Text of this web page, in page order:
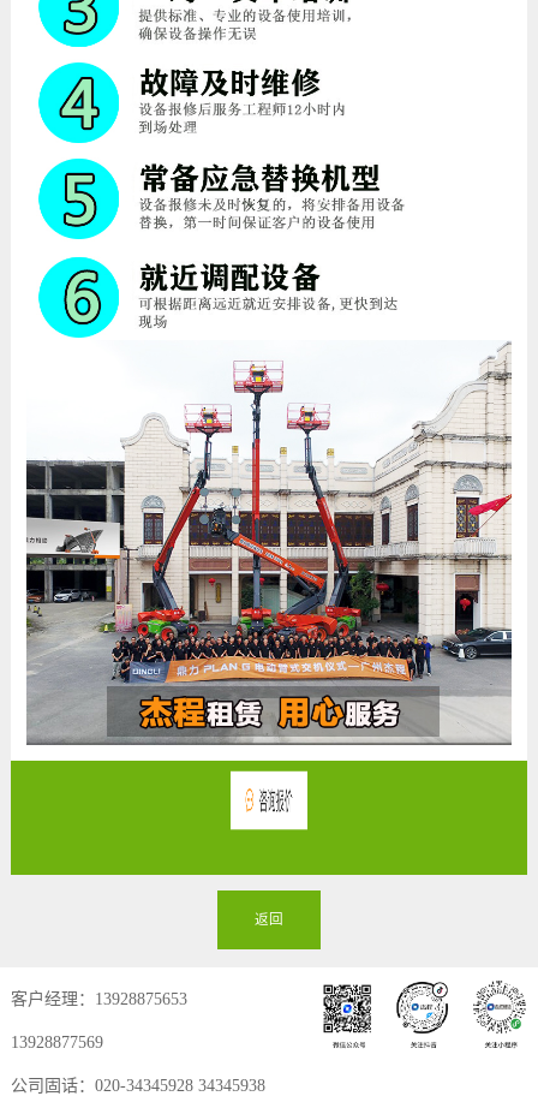
返回
客户经理：13928875653
13928877569
公司固话：020-34345928 34345938